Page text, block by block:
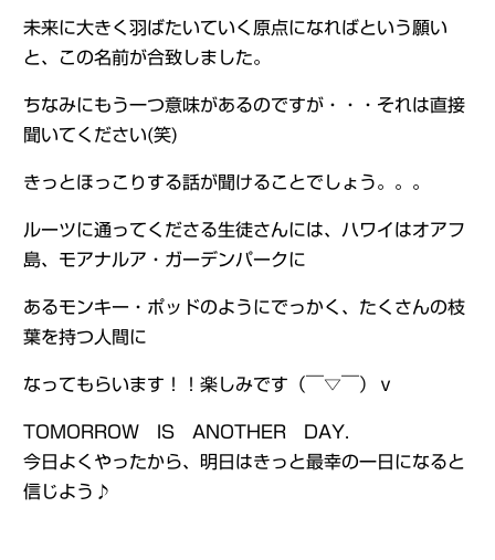
未来に大きく羽ばたいていく原点になればという願い
と、この名前が合致しました。
ちなみにもう一つ意味があるのですが・・・それは直接
聞いてください(笑)
きっとほっこりする話が聞けることでしょう。。。
ルーツに通ってくださる生徒さんには、ハワイはオアフ
島、モアナルア・ガーデンパークに
あるモンキー・ポッドのようにでっかく、たくさんの枝
葉を持つ人間に
なってもらいます！！楽しみです（￣▽￣）ｖ
TOMORROW IS ANOTHER DAY.
今日よくやったから、明日はきっと最幸の一日になると
信じよう♪